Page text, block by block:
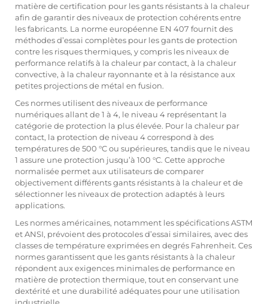
matière de certification pour les gants résistants à la chaleur
afin de garantir des niveaux de protection cohérents entre
les fabricants. La norme européenne EN 407 fournit des
méthodes d’essai complètes pour les gants de protection
contre les risques thermiques, y compris les niveaux de
performance relatifs à la chaleur par contact, à la chaleur
convective, à la chaleur rayonnante et à la résistance aux
petites projections de métal en fusion.
Ces normes utilisent des niveaux de performance
numériques allant de 1 à 4, le niveau 4 représentant la
catégorie de protection la plus élevée. Pour la chaleur par
contact, la protection de niveau 4 correspond à des
températures de 500 °C ou supérieures, tandis que le niveau
1 assure une protection jusqu’à 100 °C. Cette approche
normalisée permet aux utilisateurs de comparer
objectivement différentsgants résistants à la chaleuret de
sélectionner les niveaux de protection adaptés à leurs
applications.
Les normes américaines, notamment les spécifications ASTM
et ANSI, prévoient des protocoles d’essai similaires, avec des
classes de température exprimées en degrés Fahrenheit. Ces
normes garantissent que les gants résistants à la chaleur
répondent aux exigences minimales de performance en
matière de protection thermique, tout en conservant une
dextérité et une durabilité adéquates pour une utilisation